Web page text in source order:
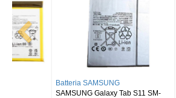
Batteria SAMSUNG
SAMSUNG Galaxy Tab S11 SM-
Batteria
XIAOMI